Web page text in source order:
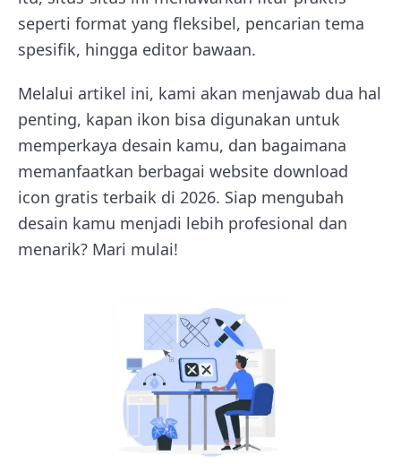
seperti format yang fleksibel, pencarian tema
spesifik, hingga editor bawaan.
Melalui artikel ini, kami akan menjawab dua hal
penting, kapan ikon bisa digunakan untuk
memperkaya desain kamu, dan bagaimana
memanfaatkan berbagai website download
icon gratis terbaik di 2026. Siap mengubah
desain kamu menjadi lebih profesional dan
menarik? Mari mulai!